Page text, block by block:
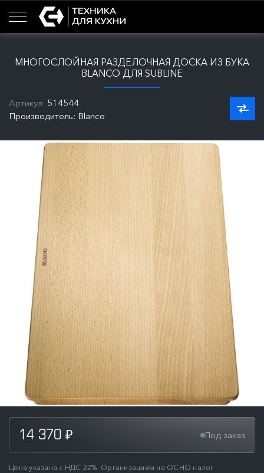
МНОГОСЛОЙНАЯ РАЗДЕЛОЧНАЯ ДОСКА ИЗ БУКА
BLANCO ДЛЯ SUBLINE
Артикул: 514544
Производитель: Blanco
14 370 ₽ Под заказ
Цена указана с НДС 22%. Организациям на ОСНО налог